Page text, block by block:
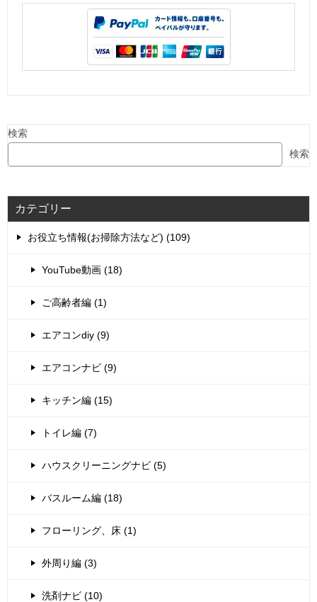
検索
検索
カテゴリー
お役立ち情報(お掃除方法など) (109)
YouTube動画 (18)
ご高齢者編 (1)
エアコンdiy (9)
エアコンナビ (9)
キッチン編 (15)
トイレ編 (7)
ハウスクリーニングナビ (5)
バスルーム編 (18)
フローリング、床 (1)
外周り編 (3)
洗剤ナビ (10)